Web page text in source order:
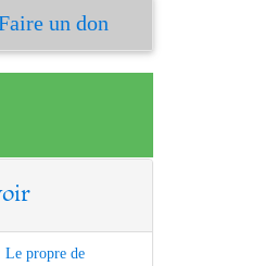
un don
propre de